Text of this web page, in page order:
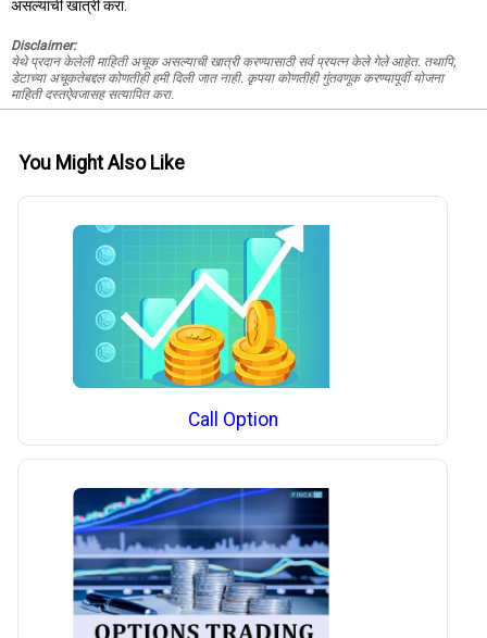
असल्याची खात्री करा.
Disclaimer:
येथे प्रदान केलेली माहिती अचूक असल्याची खात्री करण्यासाठी सर्व प्रयत्न केले गेले आहेत. तथापि,
डेटाच्या अचूकतेबद्दल कोणतीही हमी दिली जात नाही. कृपया कोणतीही गुंतवणूक करण्यापूर्वी योजना
माहिती दस्तऐवजासह सत्यापित करा.
You Might Also Like
Call Option